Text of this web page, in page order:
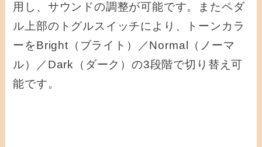
用し、サウンドの調整が可能です。またペダ
ル上部のトグルスイッチにより、トーンカラ
ーをBright（ブライト）／Normal（ノーマ
ル）／Dark（ダーク）の3段階で切り替え可
能です。